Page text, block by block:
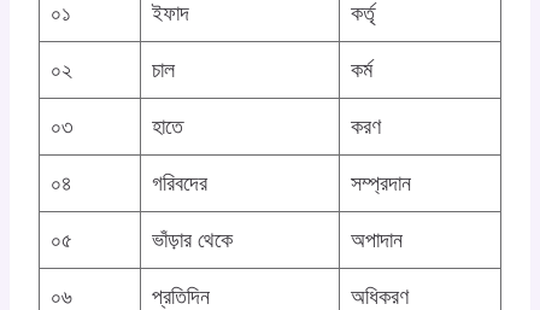
০১ ইফাদ কর্তৃ
০২ চাল কর্ম
০৩ হাতে করণ
০৪ গরিবদের সম্প্রদান
০৫ ভাঁড়ার থেকে অপাদান
০৬ প্রতিদিন অধিকরণ